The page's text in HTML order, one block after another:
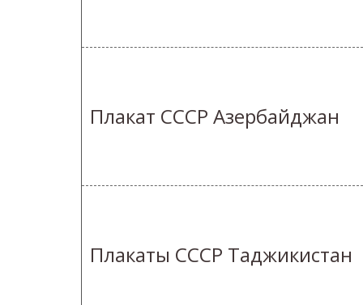
Плакат СССР Азербайджан
Плакаты СССР Таджикистан